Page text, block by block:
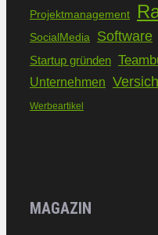
Projektmanagement
SocialMedia Software
Startup gründen
Unternehmen
Werbeartikel
MAGAZIN